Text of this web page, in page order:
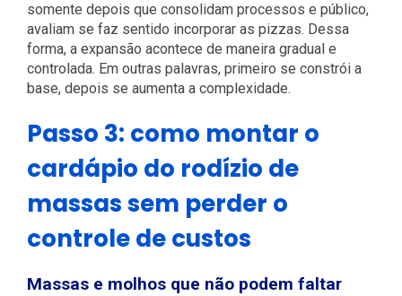
somente depois que consolidam processos e público,
avaliam se faz sentido incorporar as pizzas. Dessa
forma, a expansão acontece de maneira gradual e
controlada. Em outras palavras, primeiro se constrói a
base, depois se aumenta a complexidade.
Passo 3: como montar o
cardápio do rodízio de
massas sem perder o
controle de custos
Massas e molhos que não podem faltar